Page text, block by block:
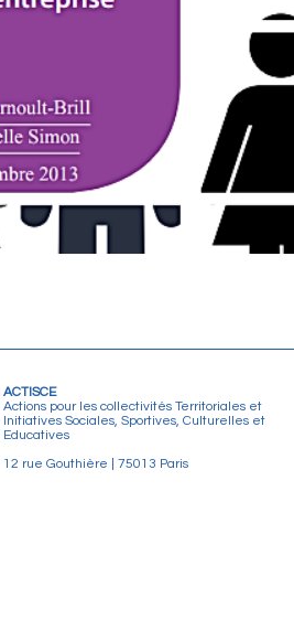
ACTISCE
Actions pour les collectivités Territoriales et
Initiatives Sociales, Sportives, Culturelles et
Educatives
12 rue Gouthière | 75013 Paris